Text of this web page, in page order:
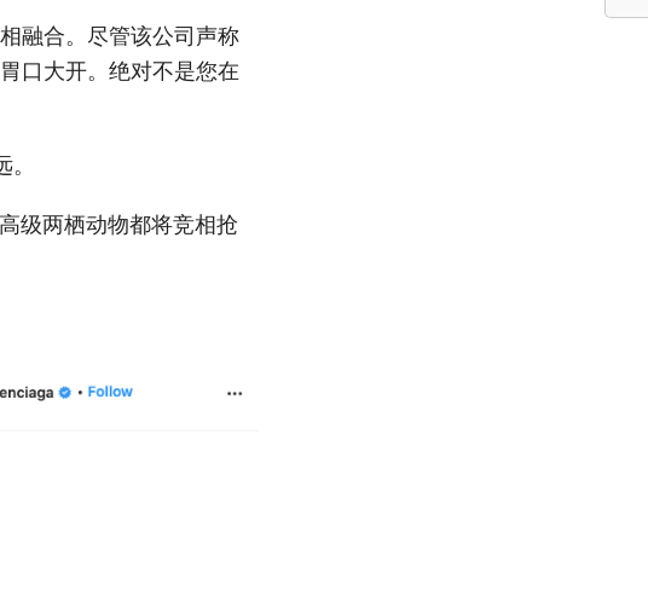
融合。尽管该公司声称
口大开。绝对不是您在
级两栖动物都将竞相抢